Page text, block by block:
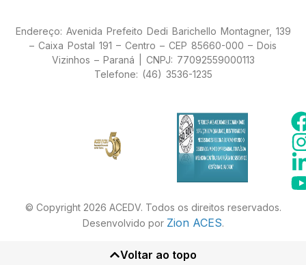
Endereço: Avenida Prefeito Dedi Barichello Montagner, 139
– Caixa Postal 191 – Centro – CEP 85660-000 – Dois
Vizinhos – Paraná | CNPJ: 77092559000113
Telefone: (46) 3536-1235
© Copyright 2026 ACEDV. Todos os direitos reservados.
Desenvolvido por Zion ACES.
Voltar ao topo